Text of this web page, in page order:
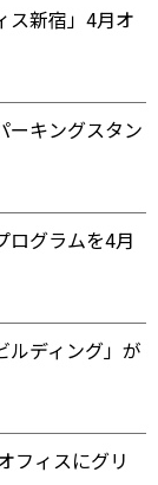
新宿」4月オ
キングスタン
グラムを4月
ディング」が
フィスにグリ